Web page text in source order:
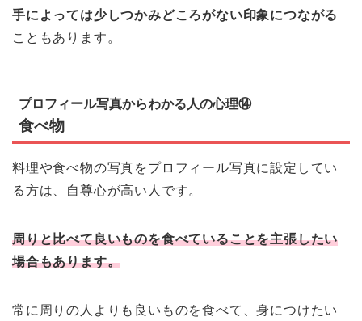
手によっては少しつかみどころがない印象につながる
こともあります。
プロフィール写真からわかる人の心理⑭
食べ物
料理や食べ物の写真をプロフィール写真に設定してい
る方は、自尊心が高い人です。
周りと比べて良いものを食べていることを主張したい
場合もあります。
常に周りの人よりも良いものを食べて、身につけたい